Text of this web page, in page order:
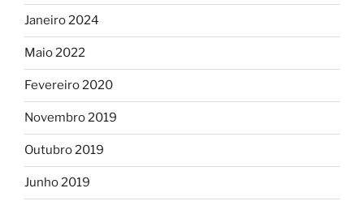
Janeiro 2024
Maio 2022
Fevereiro 2020
Novembro 2019
Outubro 2019
Junho 2019